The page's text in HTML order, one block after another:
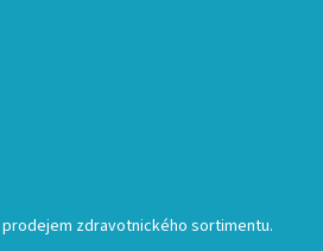
zdravotnického sortimentu.